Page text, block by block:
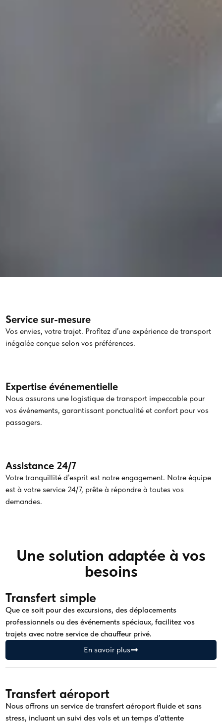
Service sur-mesure
Vos envies, votre trajet. Profitez d’une expérience de transport
inégalée conçue selon vos préférences.
Expertise événementielle
Nous assurons une logistique de transport impeccable pour
vos événements, garantissant ponctualité et confort pour vos
passagers.
Assistance 24/7
Votre tranquillité d’esprit est notre engagement. Notre équipe
est à votre service 24/7, prête à répondre à toutes vos
demandes.
Une solution adaptée à vos
besoins
Transfert simple
Que ce soit pour des excursions, des déplacements
professionnels ou des événements spéciaux, facilitez vos
trajets avec notre service de chauffeur privé.
En savoir plus
Transfert aéroport
Nous offrons un service de transfert aéroport fluide et sans
stress, incluant un suivi des vols et un temps d’attente